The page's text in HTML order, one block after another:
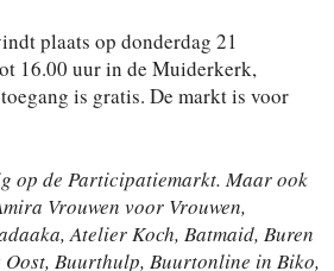
plaats op donderdag 21
16.00 uur in de Muiderkerk,
is gratis. De markt is voor
op de Participatiemarkt. Maar ook
Vrouwen voor Vrouwen,
Atelier Koch, Batmaid, Buren
Oost, Buurthulp, Buurtonline in Biko,